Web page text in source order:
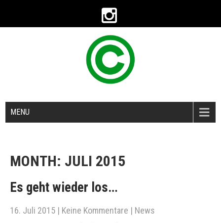
MENU
MONTH: JULI 2015
Es geht wieder los…
16. Juli 2015 | Keine Kommentare | News